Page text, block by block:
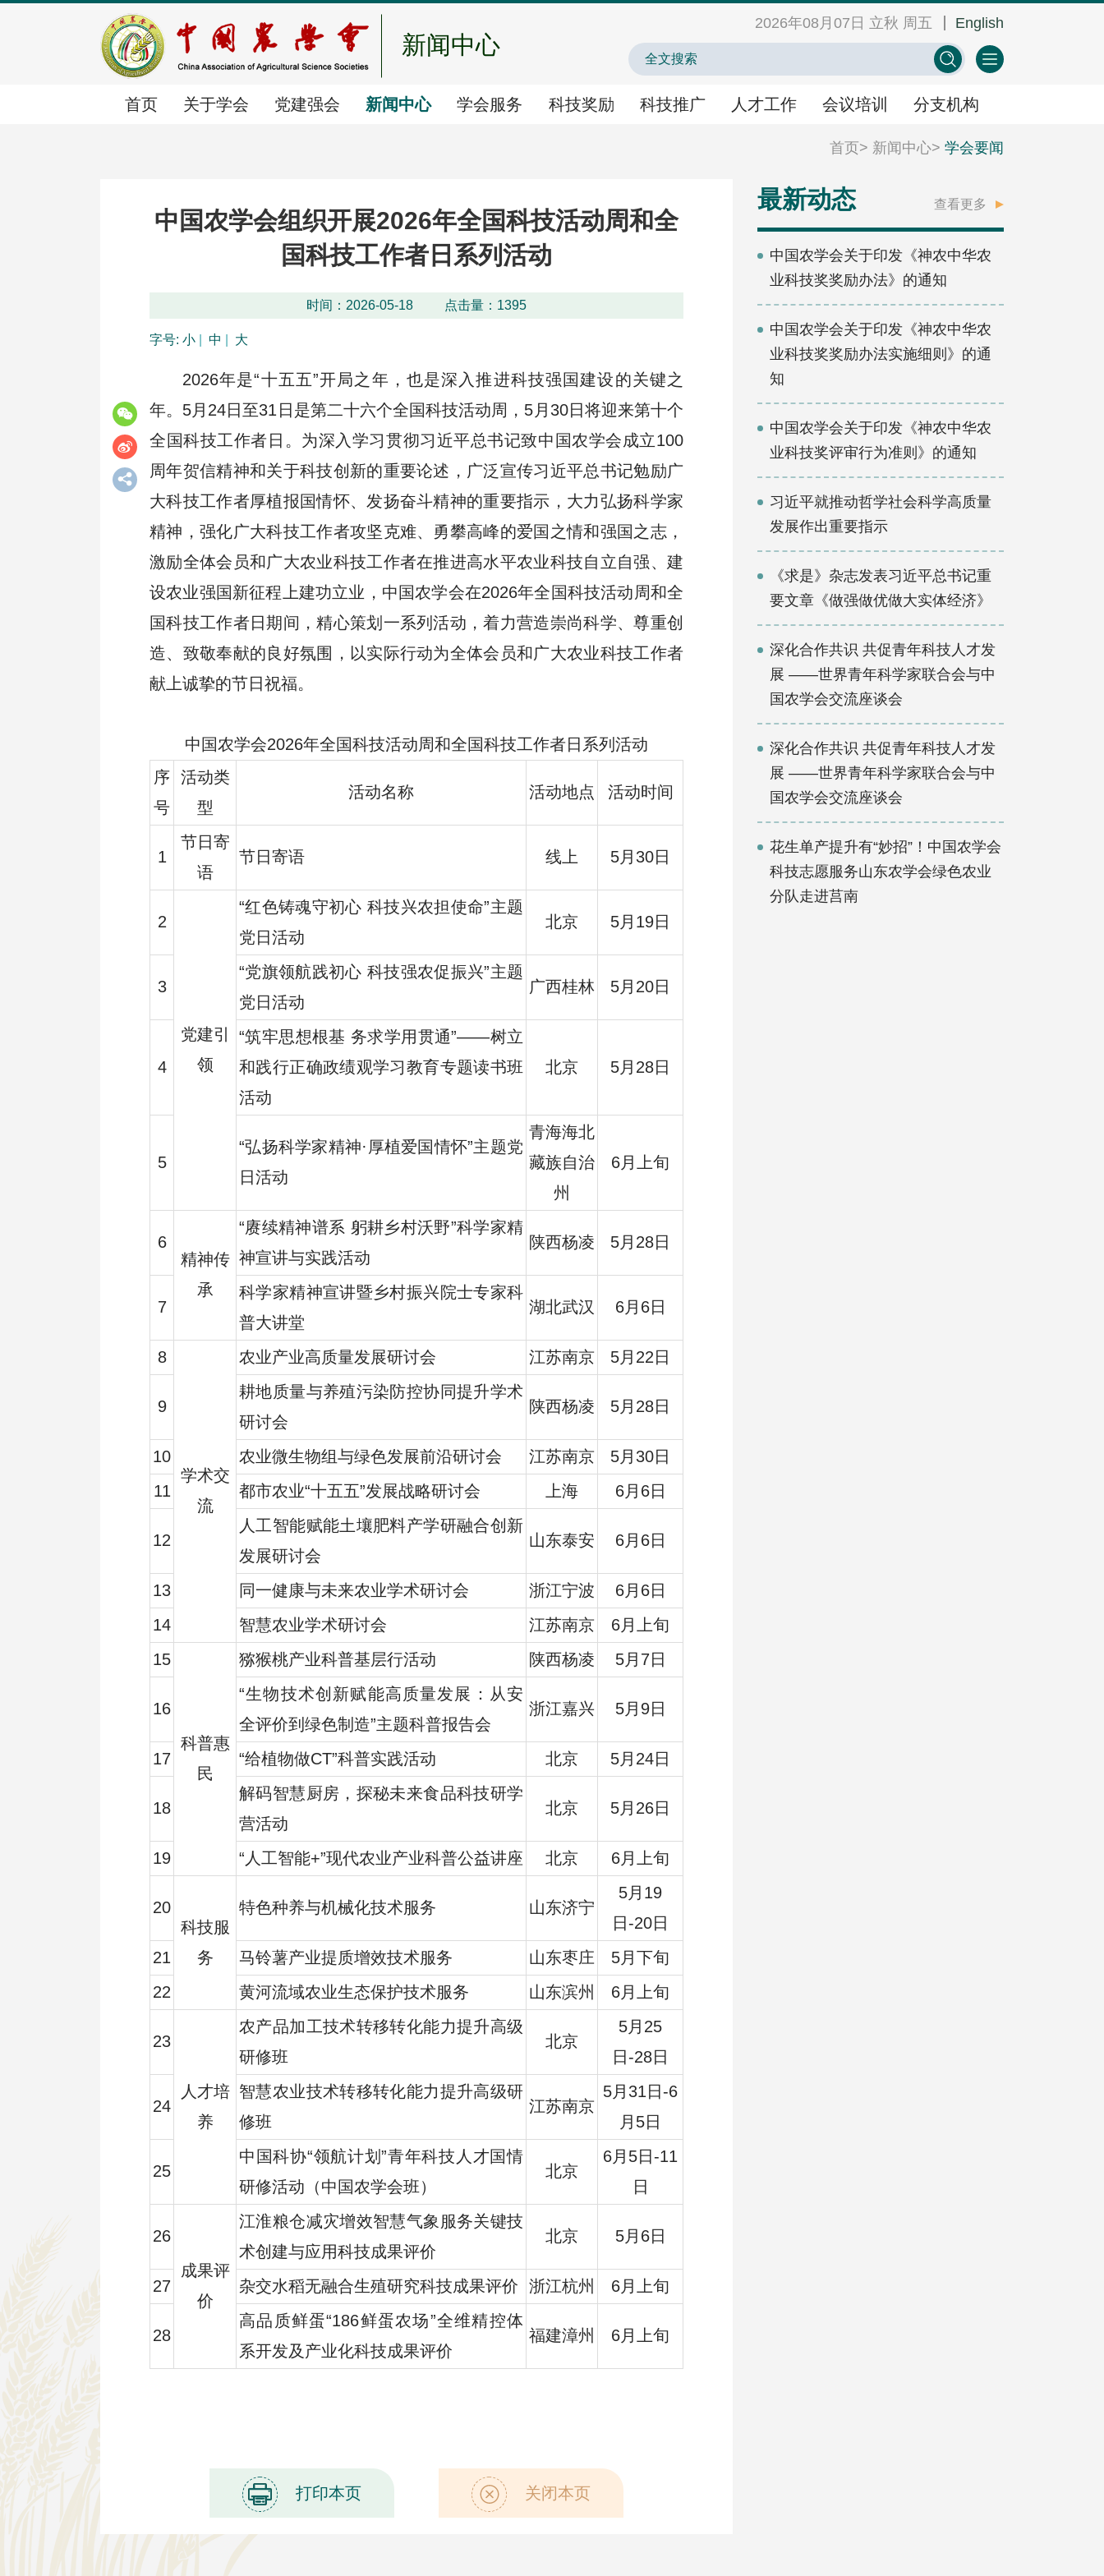
新闻中心
2026年08月07日 立秋 周五 English
首页 关于学会 党建强会 新闻中心 学会服务 科技奖励 科技推广 人才工作 会议培训 分支机构
中国农业农村人才网 中心学会门户网 EN
学会简介
学会领导
历任会长
办事机构
管理制度
党建动态 时政要闻
分支动态
省级动态
学术交流
团体标准
会员专区
国家科学技术奖提名 农业新技术新产品新场景
科学普及
人才举荐
人才研修
科技工作者风采
会议培训
学术会议
教育培训
活动日历
分支机构
首页> 新闻中心> 学会要闻
中国农学会组织开展2026年全国科技活动周和全
国科技工作者日系列活动
时间：2026-05-18 点击量： 1395
字号: 小 中 大
2026年是“十五五”开局之年，也是深入推进科技强国建设的关键之
年。5月24日至31日是第二十六个全国科技活动周，5月30日将迎来第十个
全国科技工作者日。为深入学习贯彻习近平总书记致中国农学会成立100
周年贺信精神和关于科技创新的重要论述，广泛宣传习近平总书记勉励广
大科技工作者厚植报国情怀、发扬奋斗精神的重要指示，大力弘扬科学家
精神，强化广大科技工作者攻坚克难、勇攀高峰的爱国之情和强国之志，
激励全体会员和广大农业科技工作者在推进高水平农业科技自立自强、建
设农业强国新征程上建功立业，中国农学会在2026年全国科技活动周和全
国科技工作者日期间，精心策划一系列活动，着力营造崇尚科学、尊重创
造、致敬奉献的良好氛围，以实际行动为全体会员和广大农业科技工作者
献上诚挚的节日祝福。
中国农学会2026年全国科技活动周和全国科技工作者日系列活动
序
号
活动类
型
活动名称 活动地点 活动时间
1
节日寄
语
节日寄语 线上 5月30日
2
党建引
领
“红色铸魂守初心 科技兴农担使命”主题
党日活动
北京 5月19日
3
“党旗领航践初心 科技强农促振兴”主题
党日活动
广西桂林 5月20日
4
“筑牢思想根基 务求学用贯通”——树立
和践行正确政绩观学习教育专题读书班
活动
北京 5月28日
5
“弘扬科学家精神·厚植爱国情怀”主题党
日活动
青海海北
藏族自治
州
6月上旬
6
精神传
承
“赓续精神谱系 躬耕乡村沃野”科学家精
神宣讲与实践活动
陕西杨凌 5月28日
7
科学家精神宣讲暨乡村振兴院士专家科
普大讲堂
湖北武汉 6月6日
8
学术交
流
农业产业高质量发展研讨会 江苏南京 5月22日
9
耕地质量与养殖污染防控协同提升学术
研讨会
陕西杨凌 5月28日
10 农业微生物组与绿色发展前沿研讨会 江苏南京
5月30日
11
都市农业“十五五”发展战略研讨会 上海 6月6日
12
人工智能赋能土壤肥料产学研融合创新
发展研讨会
山东泰安 6月6日
13 同一健康与未来农业学术研讨会 浙江宁波
6月6日
14
智慧农业学术研讨会 江苏南京
6月上旬
15
科普惠
民
猕猴桃产业科普基层行活动 陕西杨凌 5月7日
16
“生物技术创新赋能高质量发展：从安
全评价到绿色制造”主题科普报告会
浙江嘉兴 5月9日
17 “给植物做CT”科普实践活动 北京 5月24日
18
解码智慧厨房，探秘未来食品科技研学
营活动
北京 5月26日
19 “人工智能+”现代农业产业科普公益讲座 北京 6月上旬
20
科技服
务
特色种养与机械化技术服务 山东济宁
5月19
日-20日
21
马铃薯产业提质增效技术服务 山东枣庄
5月下旬
22
黄河流域农业生态保护技术服务 山东滨州 6月上旬
23
人才培
养
农产品加工技术转移转化能力提升高级
研修班
北京
5月25
日-28日
24
智慧农业技术转移转化能力提升高级研
修班
江苏南京
5月31日-6
月5日
25
中国科协“领航计划”青年科技人才国情
研修活动（中国农学会班）
北京
6月5日-11
日
26
成果评
价
江淮粮仓减灾增效智慧气象服务关键技
术创建与应用科技成果评价
北京 5月6日
27 杂交水稻无融合生殖研究科技成果评价 浙江杭州 6月上旬
28
高品质鲜蛋“186鲜蛋农场”全维精控体
系开发及产业化科技成果评价
福建漳州 6月上旬
打印本页 关闭本页
查看更多
最新动态
中国农学会关于印发《神农中华农
业科技奖奖励办法》的通知
中国农学会关于印发《神农中华农
业科技奖奖励办法实施细则》的通
知
中国农学会关于印发《神农中华农
业科技奖评审行为准则》的通知
习近平就推动哲学社会科学高质量
发展作出重要指示
《求是》杂志发表习近平总书记重
要文章《做强做优做大实体经济》
深化合作共识 共促青年科技人才发
展 ——世界青年科学家联合会与中
国农学会交流座谈会
深化合作共识 共促青年科技人才发
展 ——世界青年科学家联合会与中
国农学会交流座谈会
花生单产提升有“妙招”！中国农学会
科技志愿服务山东农学会绿色农业
分队走进莒南